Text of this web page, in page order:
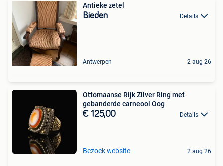
Antieke zetel
Bieden Details
Antwerpen 2 aug 26
Ottomaanse Rijk Zilver Ring met
gebanderde carneool Oog
€ 125,00 Details
Bezoek website 2 aug 26